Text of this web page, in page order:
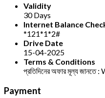
Validity
30 Days
Internet Balance
*121*1*2#
Drive Date
15-04-2025
Terms & Conditions
প্রতিদিনের অফার মূল্য
Payment